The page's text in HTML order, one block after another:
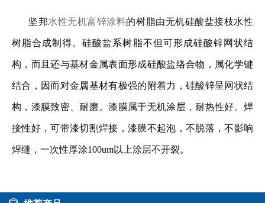
坚邦水性无机富锌涂料的树脂由无机硅酸盐接枝水性
树脂合成制得。硅酸盐系树脂不但可形成硅酸锌网状结
构，而且还与基材金属表面形成硅酸盐络合物，属化学键
结合，因而对金属基材有极强的附着力，硅酸锌呈网状结
构，漆膜致密、耐磨。漆膜属于无机涂层，耐热性好。焊
接性好，可带漆切割焊接，漆膜不起泡，不脱落，不影响
焊缝，一次性厚涂100um以上涂层不开裂。